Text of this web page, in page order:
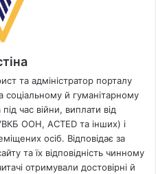
та адміністратор порталу
соціальному й гуманітарному
час війни, виплати від
ООН, ACTED та інших) і
осіб. Відповідає за
та їх відповідність чинному
отримували достовірні й